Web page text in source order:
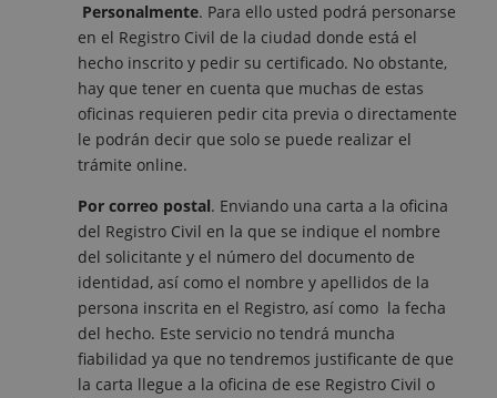
Personalmente. Para ello usted podrá personarse
en el Registro Civil de la ciudad donde está el
hecho inscrito y pedir su certificado. No obstante,
hay que tener en cuenta que muchas de estas
oficinas requieren pedir cita previa o directamente
le podrán decir que solo se puede realizar el
trámite online.
Por correo postal. Enviando una carta a la oficina
del Registro Civil en la que se indique el nombre
del solicitante y el número del documento de
identidad, así como el nombre y apellidos de la
persona inscrita en el Registro, así como la fecha
del hecho. Este servicio no tendrá muncha
fiabilidad ya que no tendremos justificante de que
la carta llegue a la oficina de ese Registro Civil o